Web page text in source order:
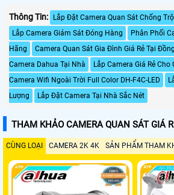
Thông Tin:
Lắp Đặt Camera Quan Sát Chống
Lắp Camera Giám Sát Đóng Hàng
Phân Phối
Hãng
Camera Quan Sát Gia Đình Giá Rẻ Tại
Camera Dahua Tại Nhà
Lắp Camera Giá Rẻ Cho
Camera Wifi Ngoài Trời Full Color DH-F4C-LED
Lượng
Lắp Đặt Camera Tại Nhà Sắc Nét
THAM KHẢO CAMERA QUAN SÁT GIÁ
CÙNG LOẠI CAMERA 2K 4K SẢN PHẨM THAM